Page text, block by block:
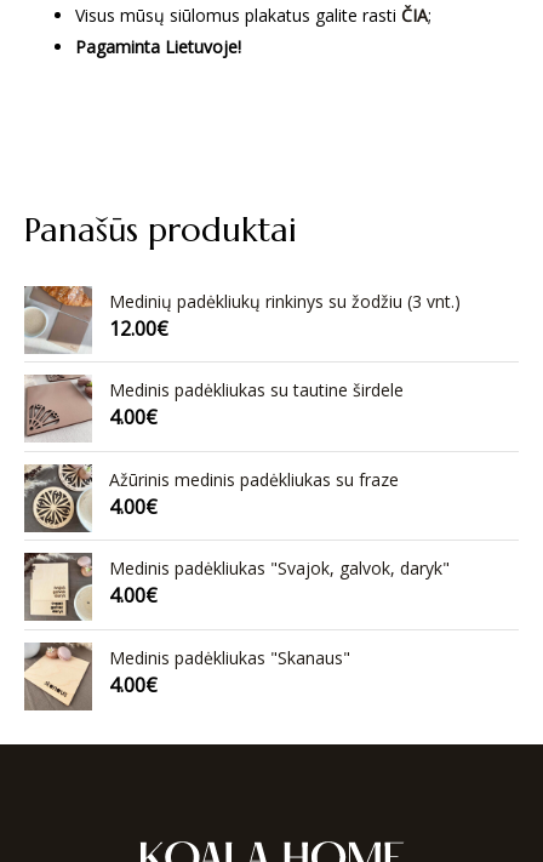
Panašūs produktai
Medinių padėkliukų rinkinys su žodžiu (3 vnt.)
12.00€
Medinis padėkliukas su tautine širdele
4.00€
Ažūrinis medinis padėkliukas su fraze
4.00€
Medinis padėkliukas "Svajok, galvok, daryk"
4.00€
Medinis padėkliukas "Skanaus"
4.00€
Visus mūsų siūlomus plakatus galite rasti ČIA;
Pagaminta Lietuvoje!